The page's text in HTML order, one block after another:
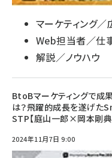
マーケティング／
Web担当者／仕
解説／ノウハウ
BtoBマーケティングで成
は？飛躍的成長を遂げた
STP【庭山一郎×岡本剛典
2024年11月7日 9:00